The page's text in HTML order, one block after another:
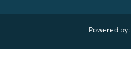
Powered by: